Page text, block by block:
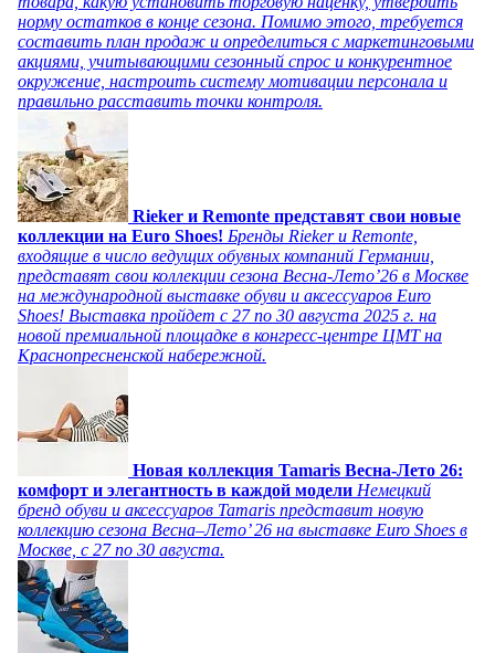
норму остатков в конце сезона. Помимо этого, требуется
составить план продаж и определиться с маркетинговыми
акциями, учитывающими сезонный спрос и конкурентное
окружение, настроить систему мотивации персонала и
правильно расставить точки контроля.
Rieker и Remonte представят свои новые
коллекции на Euro Shoes! Бренды Rieker и Remonte,
входящие в число ведущих обувных компаний Германии,
представят свои коллекции сезона Весна-Лето’26 в Москве
на международной выставке обуви и аксессуаров Euro
Shoes! Выставка пройдет c 27 по 30 августа 2025 г. на
новой премиальной площадке в конгресс-центре ЦМТ на
Краснопресненской набережной.
Новая коллекция Tamaris Весна-Лето 26:
комфорт и элегантность в каждой модели Немецкий
бренд обуви и аксессуаров Tamaris представит новую
коллекцию сезона Весна–Лето’ 26 на выставке Euro Shoes в
Москве, с 27 по 30 августа.